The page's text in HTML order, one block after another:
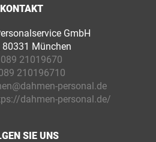
KONTAKT
GmbH
80331 München
089 21019670
210196710
personal.de
dahmen-personal.de/
SIE UNS